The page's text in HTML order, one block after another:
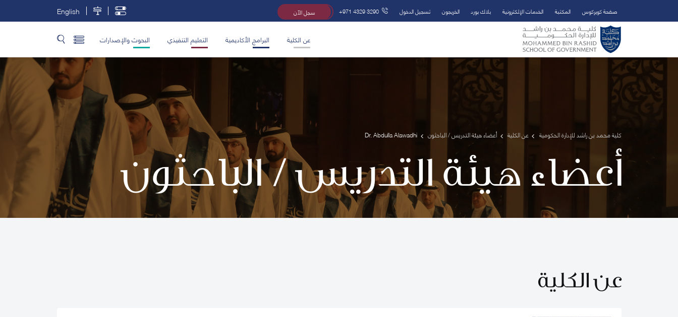
تخطي إلى المحتوى الرئيسي
فتح قائمة الوصول
صفحة كويركوس المكتبة الخدمات الإلكترونية بلاك بورد الخريجون تسجيل الدخول +971 4329 3290 سجل الآن English
عن الكلية البرامج الأكاديمية التعليم التنفيذي البحوث والإصدارات
كلية محمد بن راشد للإدارة الحكومية عن الكلية أعضاء هيئة التدريس / الباحثون Dr. Abdulla Alawadhi
أعضاء هيئة التدريس / الباحثون
عن الكلية